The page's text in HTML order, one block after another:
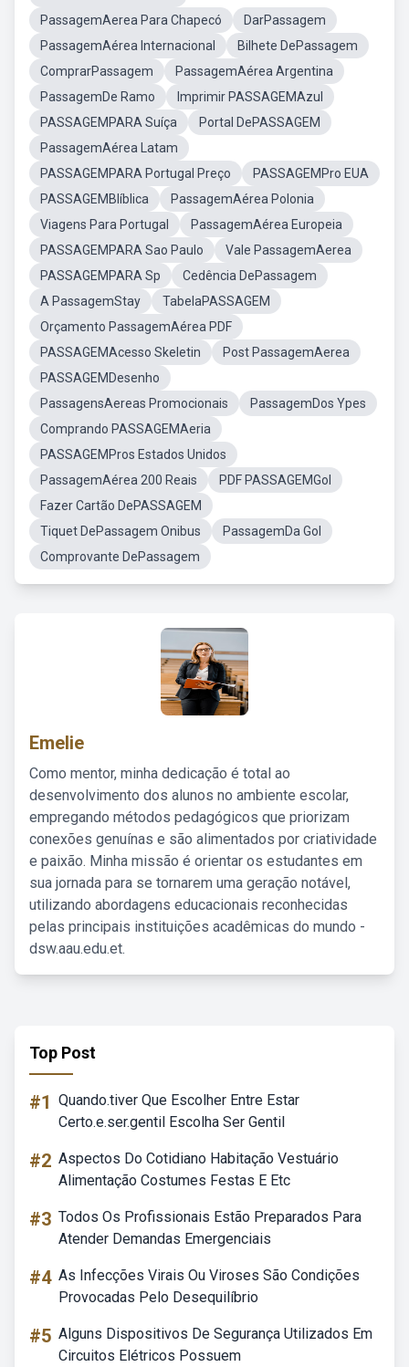
PassagemAerea Para Chapecó
DarPassagem
PassagemAérea Internacional
Bilhete DePassagem
ComprarPassagem
PassagemAérea Argentina
PassagemDe Ramo
Imprimir PASSAGEMAzul
PASSAGEMPARA Suíça
Portal DePASSAGEM
PassagemAérea Latam
PASSAGEMPARA Portugal Preço
PASSAGEMPro EUA
PASSAGEMBlíblica
PassagemAérea Polonia
Viagens Para Portugal
PassagemAérea Europeia
PASSAGEMPARA Sao Paulo
Vale PassagemAerea
PASSAGEMPARA Sp
Cedência DePassagem
A PassagemStay
TabelaPASSAGEM
Orçamento PassagemAérea PDF
PASSAGEMAcesso Skeletin
Post PassagemAerea
PASSAGEMDesenho
PassagensAereas Promocionais
PassagemDos Ypes
Comprando PASSAGEMAeria
PASSAGEMPros Estados Unidos
PassagemAérea 200 Reais
PDF PASSAGEMGol
Fazer Cartão DePASSAGEM
Tiquet DePassagem Onibus
PassagemDa Gol
Comprovante DePassagem
Emelie
Como mentor, minha dedicação é total ao
desenvolvimento dos alunos no ambiente escolar,
empregando métodos pedagógicos que priorizam
conexões genuínas e são alimentados por criatividade
e paixão. Minha missão é orientar os estudantes em
sua jornada para se tornarem uma geração notável,
utilizando abordagens educacionais reconhecidas
pelas principais instituições acadêmicas do mundo -
dsw.aau.edu.et.
Top Post
#1 Quando.tiver Que Escolher Entre Estar
Certo.e.ser.gentil Escolha Ser Gentil
#2 Aspectos Do Cotidiano Habitação Vestuário
Alimentação Costumes Festas E Etc
#3 Todos Os Profissionais Estão Preparados Para
Atender Demandas Emergenciais
#4 As Infecções Virais Ou Viroses São Condições
Provocadas Pelo Desequilíbrio
#5 Alguns Dispositivos De Segurança Utilizados Em
Circuitos Elétricos Possuem